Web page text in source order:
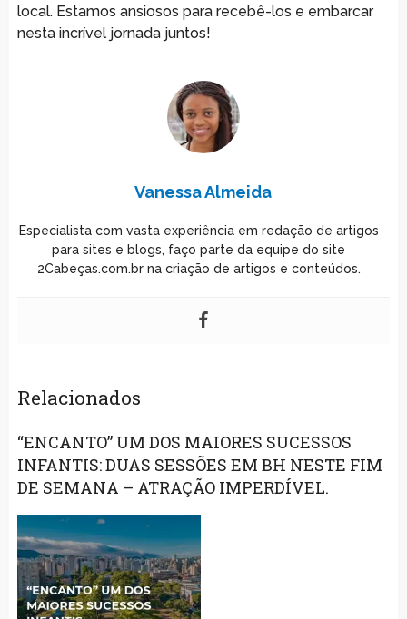
local. Estamos ansiosos para recebê-los e embarcar
nesta incrível jornada juntos!
Vanessa Almeida
Especialista com vasta experiência em redação de artigos
para sites e blogs, faço parte da equipe do site
2Cabeças.com.br na criação de artigos e conteúdos.
Relacionados
“ENCANTO” UM DOS MAIORES SUCESSOS
INFANTIS: DUAS SESSÕES EM BH NESTE FIM
DE SEMANA – ATRAÇÃO IMPERDÍVEL.